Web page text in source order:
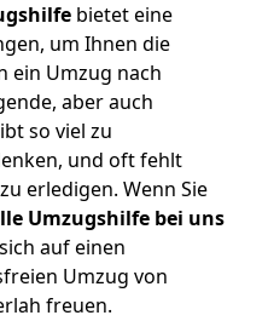
bietet eine
um Ihnen die
ein Umzug nach
aber auch
so viel zu
und oft fehlt
erledigen. Wenn Sie
Umzugshilfe bei uns
auf einen
Umzug von
freuen.